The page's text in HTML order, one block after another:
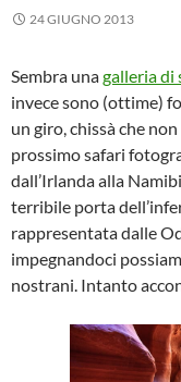
24 GIUGNO 2013
Sembra unagalleria di
invece sono (ottime)
un giro, chissà che
prossimo safari
dall’Irlanda alla
terribile porta
rappresentata dalle
impegnandoci
nostrani. Intanto